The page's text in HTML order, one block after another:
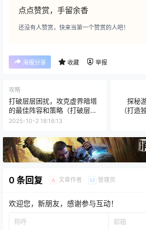
点点赞赏，手留余香
还没有人赞赏，快来当第一个赞赏的人吧！
海报分享 收藏 举报
攻略
打破层层困扰，攻克虚界暗塔
的最佳阵容和策略（打破层层
困扰，攻克虚界暗塔的最佳阵
2025-10-2 18:16:13
探秘
（打造
0 条回复 A 文章作者 M 管理员
欢迎您，新朋友，感谢参与互动！